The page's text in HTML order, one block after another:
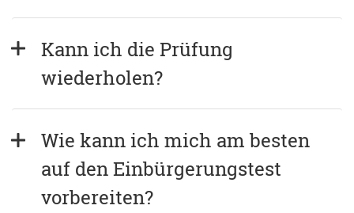
Kann ich die Prüfung
wiederholen?
Wie kann ich mich am besten
auf den Einbürgerungstest
vorbereiten?